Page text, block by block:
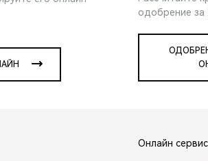
одобрение за
Онлайн